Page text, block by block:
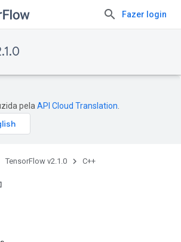
Fazer login
pela API Cloud Translation
TensorFlow v2.1.0 C++